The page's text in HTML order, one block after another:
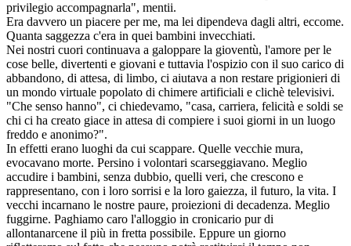
privilegio accompagnarla", mentii.
Era davvero un piacere per me, ma lei dipendeva dagli altri, eccome.
Quanta saggezza c'era in quei bambini invecchiati.
Nei nostri cuori continuava a galoppare la gioventù, l'amore per le
cose belle, divertenti e giovani e tuttavia l'ospizio con il suo carico di
abbandono, di attesa, di limbo, ci aiutava a non restare prigionieri di
un mondo virtuale popolato di chimere artificiali e clichè televisivi.
"Che senso hanno", ci chiedevamo, "casa, carriera, felicità e soldi se
chi ci ha creato giace in attesa di compiere i suoi giorni in un luogo
freddo e anonimo?".
In effetti erano luoghi da cui scappare. Quelle vecchie mura,
evocavano morte. Persino i volontari scarseggiavano. Meglio
accudire i bambini, senza dubbio, quelli veri, che crescono e
rappresentano, con i loro sorrisi e la loro gaiezza, il futuro, la vita. I
vecchi incarnano le nostre paure, proiezioni di decadenza. Meglio
fuggirne. Paghiamo caro l'alloggio in cronicario pur di
allontanarcene il più in fretta possibile. Eppure un giorno